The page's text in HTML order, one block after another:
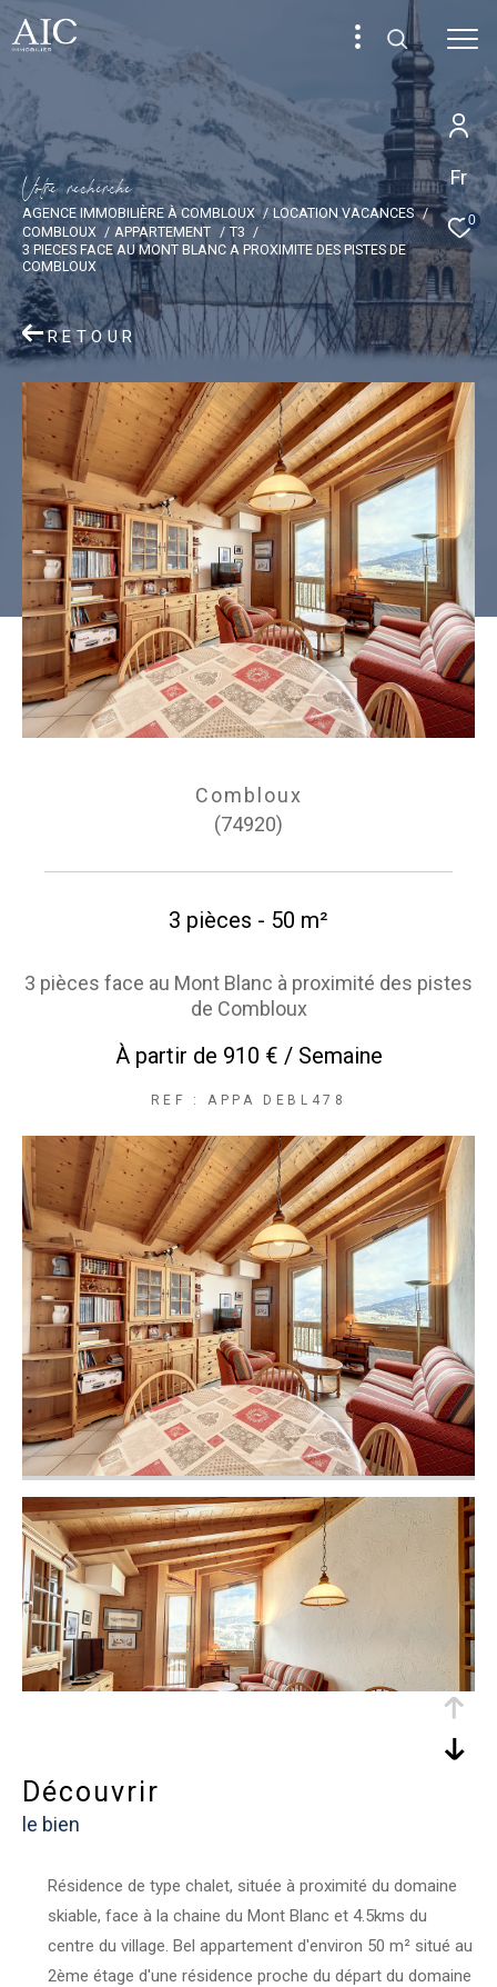
Fr
0
Votre recherche
AGENCE IMMOBILIÈRE À COMBLOUX
LOCATION VACANCES
COMBLOUX
APPARTEMENT
T3
3 PIECES FACE AU MONT BLANC A PROXIMITE DES PISTES DE
COMBLOUX
RETOUR
Combloux
(74920)
3 pièces - 50 m²
3 pièces face au Mont Blanc à proximité des pistes
de Combloux
À partir de 910 € / Semaine
REF : APPA DEBL478
découvrir
le bien
Résidence de type chalet, située à proximité du domaine
skiable, face à la chaine du Mont Blanc et 4.5kms du
centre du village. Bel appartement d'environ 50 m² situé au
2ème étage d'une résidence proche du départ du domaine